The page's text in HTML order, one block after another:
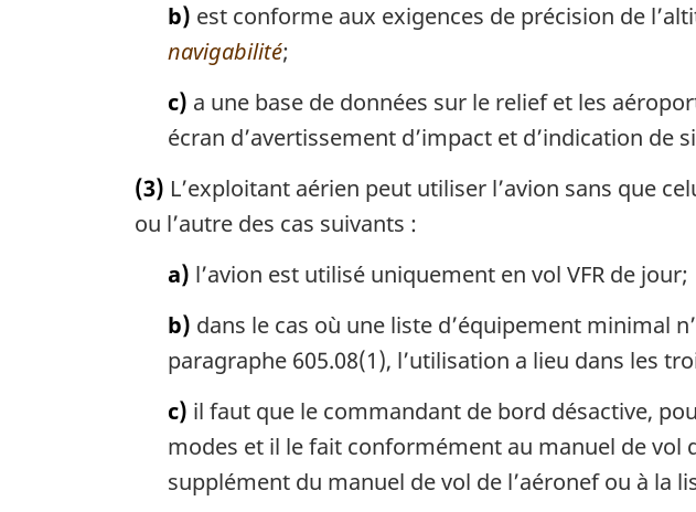
b) est conforme aux exigences de précision de
navigabilité;
c) a une base de données sur le relief et les
écran d’avertissement d’impact et d’indication de
(3) L’exploitant aérien peut utiliser l’avion sans que
ou l’autre des cas suivants :
a) l’avion est utilisé uniquement en vol VFR de jour;
b) dans le cas où une liste d’équipement minimal
paragraphe 605.08(1), l’utilisation a lieu dans les
c) il faut que le commandant de bord désactive,
modes et il le fait conformément au manuel de vol
supplément du manuel de vol de l’aéronef ou à la